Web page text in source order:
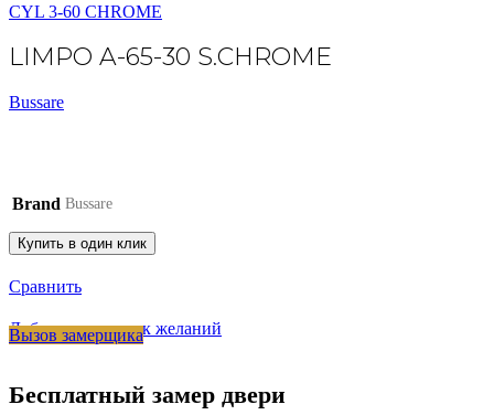
CYL 3-60 CHROME
LIMPO A-65-30 S.CHROME
Bussare
Brand Bussare
Купить в один клик
Сравнить
Добавить в список желаний
Вызов замерщика
Бесплатный замер двери